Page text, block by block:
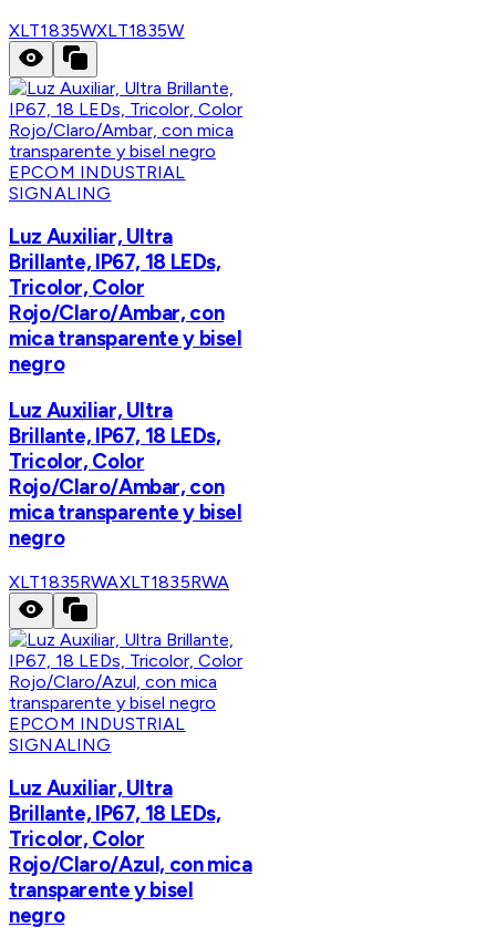
XLT1835WXLT1835W
EPCOM INDUSTRIAL
SIGNALING
Luz Auxiliar, Ultra
Brillante, IP67, 18 LEDs,
Tricolor, Color
Rojo/Claro/Ambar, con
mica transparente y bisel
negro
Luz Auxiliar, Ultra
Brillante, IP67, 18 LEDs,
Tricolor, Color
Rojo/Claro/Ambar, con
mica transparente y bisel
negro
XLT1835RWAXLT1835RWA
EPCOM INDUSTRIAL
SIGNALING
Luz Auxiliar, Ultra
Brillante, IP67, 18 LEDs,
Tricolor, Color
Rojo/Claro/Azul, con mica
transparente y bisel
negro